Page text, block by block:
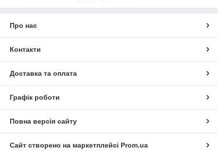
Про нас
Контакти
Доставка та оплата
Графік роботи
Повна версія сайту
Сайт створено на маркетплейсі Prom.ua